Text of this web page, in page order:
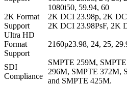
1080i50, 59.94, 60
2K Format
Support
2K DCI 23.98p, 2K
2K DCI 23.98PsF, 2K
Ultra HD
Format
Support
2160p23.98, 24, 25,
SDI
Compliance
SMPTE 259M,
296M, SMPTE 372M,
and SMPTE 425M.